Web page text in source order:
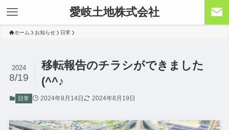
愛岐土地株式会社
ホーム お知らせ 日常
移転報告のチラシができました
(^^♪
2024
8/19
日常 2024年8月14日 2024年8月19日